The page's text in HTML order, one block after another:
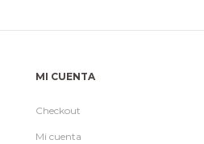
MI CUENTA
Checkout
Mi cuenta